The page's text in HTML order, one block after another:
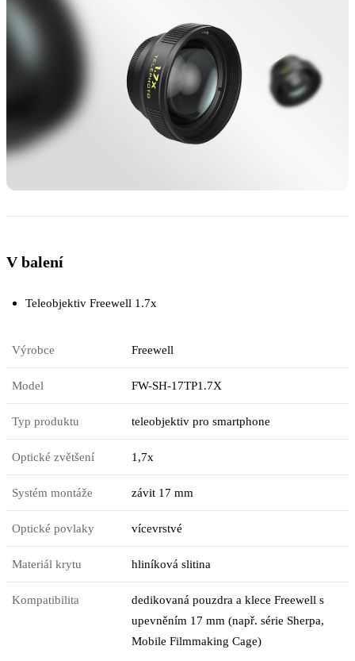
V balení
Teleobjektiv Freewell 1.7x
Výrobce Freewell
Model FW-SH-17TP1.7X
Typ produktu teleobjektiv pro smartphone
Optické zvětšení 1,7x
Systém montáže závit 17 mm
Optické povlaky vícevrstvé
Materiál krytu hliníková slitina
Kompatibilita
dedikovaná pouzdra a klece Freewell s
upevněním 17 mm (např. série Sherpa,
Mobile Filmmaking Cage)